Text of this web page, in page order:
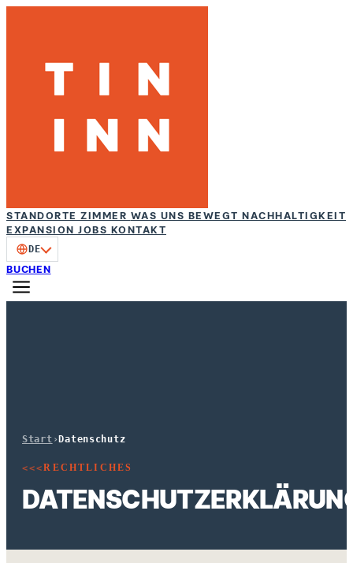
STANDORTE ZIMMER WAS UNS BEWEGT NACHHALTIGKEIT
EXPANSION JOBS KONTAKT
DE
BUCHEN
Start › Datenschutz
<<<RECHTLICHES